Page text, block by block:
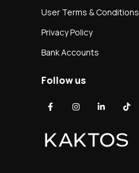
User Terms & Conditions
Privacy Policy
Bank Accounts
Follow us